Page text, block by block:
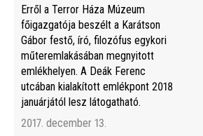
Erről a Terror Háza Múzeum
főigazgatója beszélt a Karátson
Gábor festő, író, filozófus egykori
műteremlakásában megnyitott
emlékhelyen. A Deák Ferenc
utcában kialakított emlékpont 2018
januárjától lesz látogatható.
2017. december 13.